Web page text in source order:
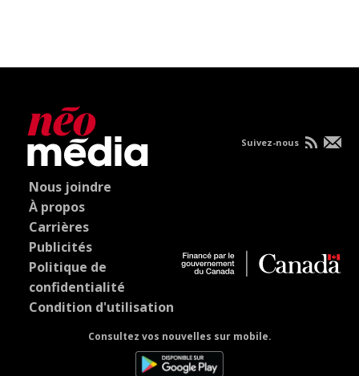
Nous joindre
À propos
Carrières
Publicités
Politique de
confidentialité
Condition d'utilisation
Consultez vos nouvelles sur mobile.
Suivez-nous